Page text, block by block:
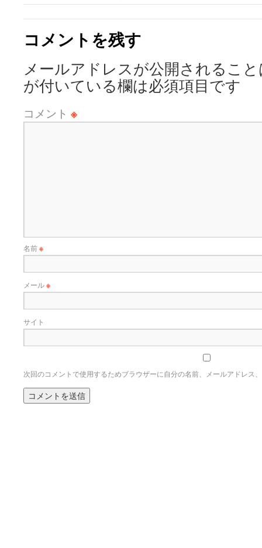
コメントを残す
メールアドレスが公開されるこ
が付いている欄は必須項目です
コメント ※
名前※
メール※
サイト
次回のコメントで使用するためブラウザーに自分の名前、メールアドレス